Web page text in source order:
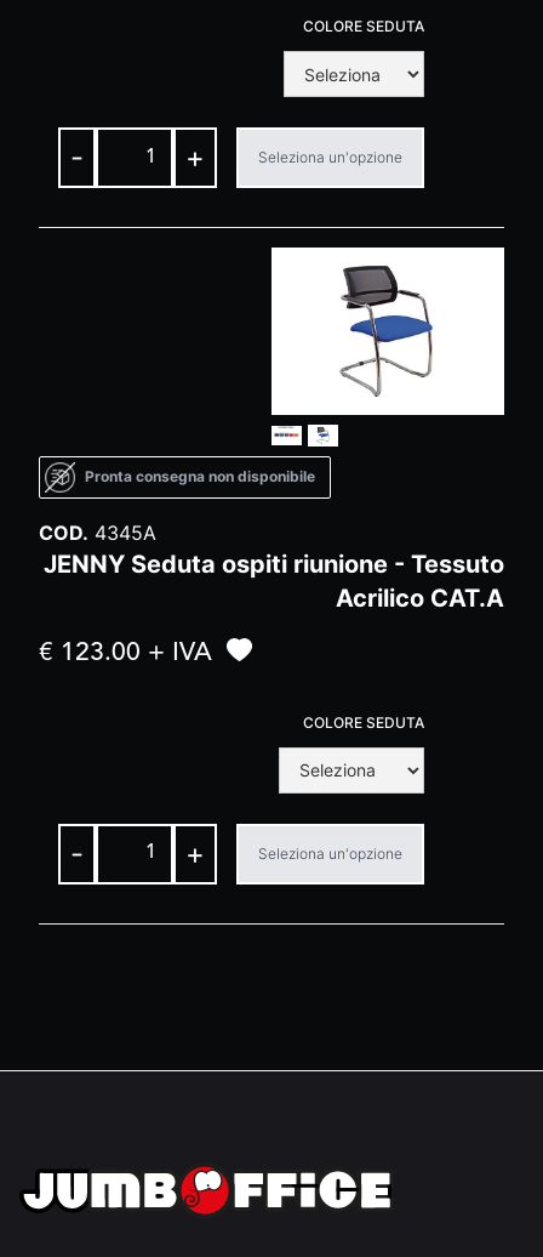
COLORE SEDUTA
- + Seleziona un'opzione
Pronta consegna non disponibile
COD. 4345A
JENNY Seduta ospiti riunione - Tessuto
Acrilico CAT.A
€ 123.00 + IVA
COLORE SEDUTA
- + Seleziona un'opzione